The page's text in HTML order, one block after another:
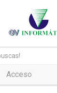
Acceso